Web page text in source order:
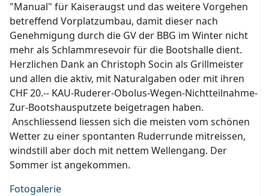
"Manual" für Kaiseraugst und das weitere Vorgehen
betreffend Vorplatzumbau, damit dieser nach
Genehmigung durch die GV der BBG im Winter nicht
mehr als Schlammresevoir für die Bootshalle dient.
Herzlichen Dank an Christoph Socin als Grillmeister
und allen die aktiv, mit Naturalgaben oder mit ihren
CHF 20.-- KAU-Ruderer-Obolus-Wegen-Nichtteilnahme-
Zur-Bootshausputzete beigetragen haben.
Anschliessend liessen sich die meisten vom schönen
Wetter zu einer spontanten Ruderrunde mitreissen,
windstill aber doch mit nettem Wellengang. Der
Sommer ist angekommen.
Fotogalerie